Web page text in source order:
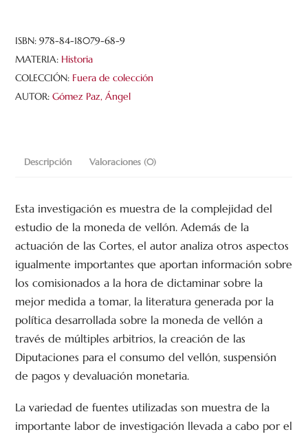
la
política
monetaria
de
devaluación
vellón
de
1628
cantidad
ISBN:978-84-18079-68-9
MATERIA: Historia
COLECCIÓN: Fuera de colección
AUTOR:Gómez Paz, Ángel
Descripción Valoraciones (0)
Esta investigación es muestra de la complejidad del
estudio de la moneda de vellón. Además de la
actuación de las Cortes, el autor analiza otros aspectos
igualmente importantes que aportan información sobre
los comisionados a la hora de dictaminar sobre la
mejor medida a tomar, la literatura generada por la
política desarrollada sobre la moneda de vellón a
través de múltiples arbitrios, la creación de las
Diputaciones para el consumo del vellón, suspensión
de pagos y devaluación monetaria.
La variedad de fuentes utilizadas son muestra de la
importante labor de investigación llevada a cabo por el